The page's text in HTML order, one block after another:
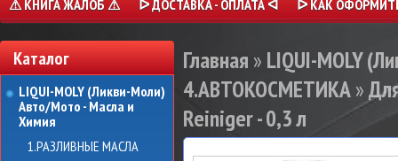
⚠ КНИГА ЖАЛОБ ⚠
ᐅ ДОСТАВКА - ОПЛАТА ᐊ ᐅ КАК
Каталог
LIQUI-MOLY (Ликви-Моли)
Авто/Мото - Масла и
Химия
1.РАЗЛИВНЫЕ МАСЛА
Главная » LIQUI-MOLY
4.АВТОКОСМЕТИКА»
Reiniger - 0,3 л